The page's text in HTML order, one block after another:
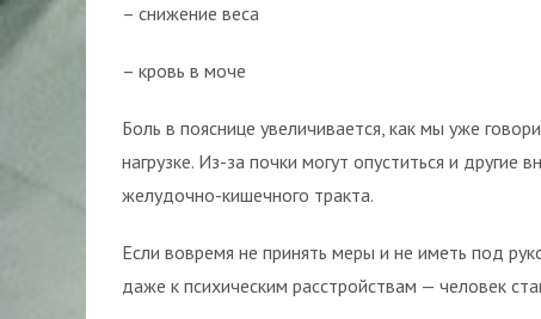
– снижение веса
– кровь в моче
Боль в пояснице увеличивается, как мы уже
нагрузке. Из-за почки могут опуститься и другие
желудочно-кишечного тракта.
Если вовремя не принять меры и не иметь под
даже к психическим расстройствам — человек